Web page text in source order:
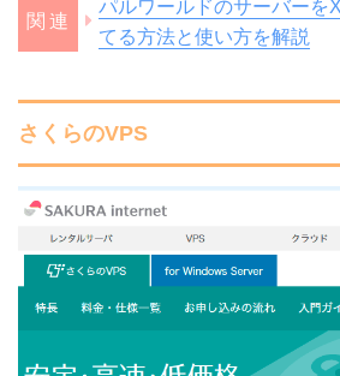
パルワールドのサーバーを
てる方法と使い方を解説
さくらのVPS